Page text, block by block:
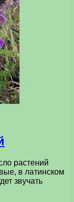
растений
в латинском
звучать